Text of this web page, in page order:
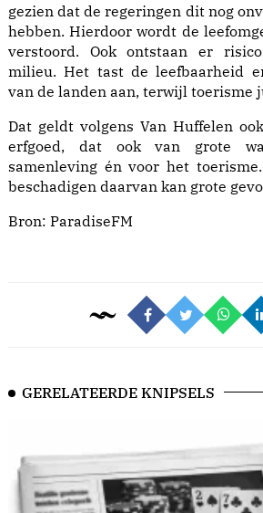
gezien dat de regeringen dit nog
hebben. Hierdoor wordt de
verstoord. Ook ontstaan er
milieu. Het tast de leefbaarheid
van de landen aan, terwijl toerisme
Dat geldt volgens Van Huffelen
erfgoed, dat ook van grote
samenleving én voor het
beschadigen daarvan kan grote
Bron: ParadiseFM
GERELATEERDE KNIPSELS